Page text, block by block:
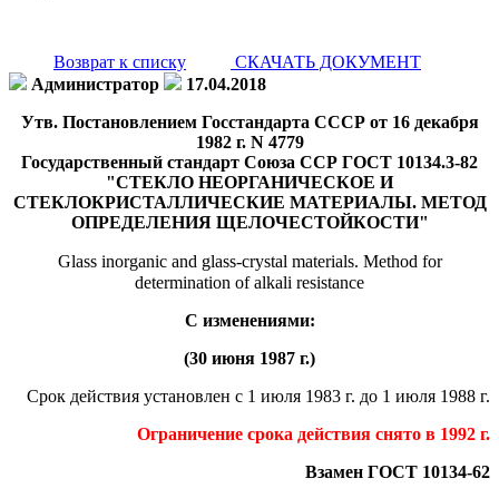
Возврат к списку
СКАЧАТЬ ДОКУМЕНТ
Администратор
17.04.2018
Утв. Постановлением Госстандарта СССР от 16 декабря
1982 г. N 4779
Государственный стандарт Союза ССР ГОСТ 10134.3-82
"СТЕКЛО НЕОРГАНИЧЕСКОЕ И
СТЕКЛОКРИСТАЛЛИЧЕСКИЕ МАТЕРИАЛЫ. МЕТОД
ОПРЕДЕЛЕНИЯ ЩЕЛОЧЕСТОЙКОСТИ"
Glass inorganic and glass-crystal materials. Method for
determination of alkali resistance
С изменениями:
(30 июня 1987 г.)
Срок действия установлен с 1 июля 1983 г. до 1 июля 1988 г.
Ограничение срока действия снято в 1992 г.
Взамен ГОСТ 10134-62